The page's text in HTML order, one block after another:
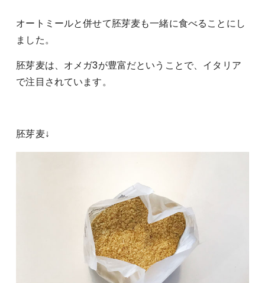
オートミールと併せて胚芽麦も一緒に食べることにし
ました。
胚芽麦は、オメガ3が豊富だということで、イタリア
で注目されています。
胚芽麦↓